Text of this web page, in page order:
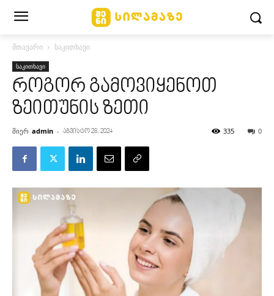
მთავარი საკითხავი
საკითხავი
როგორ გამოვიყენოთ
ზეითუნის ზეთი
მიერ admin - აგვისტო 28, 2024 0
335